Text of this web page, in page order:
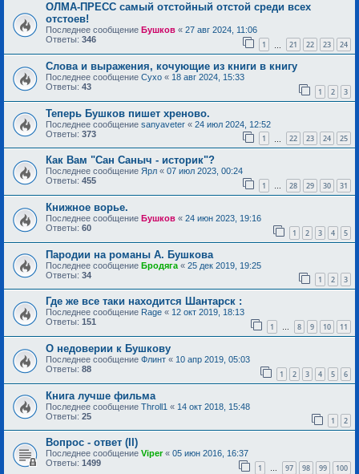
ОЛМА-ПРЕСС самый отстойный отстой среди всех
отстоев!
Последнее сообщение Бушков « 27 авг 2024, 11:06
Ответы: 346 1 21 22 23 24
Слова и выражения, кочующие из книги в книгу
Последнее сообщение Сухо « 18 авг 2024, 15:33
Ответы: 43 1 2 3
Теперь Бушков пишет хреново.
Последнее сообщение sanyaveter « 24 июл 2024, 12:52
Ответы: 373 1 22 23 24 25
Как Вам "Сан Саныч - историк"?
Последнее сообщение Ярл « 07 июл 2023, 00:24
Ответы: 455 1 … 28 29 30 31
Книжное ворье.
Последнее сообщение Бушков « 24 июн 2023, 19:16
Ответы: 60 1 2 3 4 5
Пародии на романы А. Бушкова
Последнее сообщение Бродяга « 25 дек 2019, 19:25
Ответы: 34 1 2 3
Где же все таки находится Шантарск :
Последнее сообщение Rage « 12 окт 2019, 18:13
Ответы: 151 1 … 8 9 10 11
О недоверии к Бушкову
Последнее сообщение Флинт « 10 апр 2019, 05:03
Ответы: 88 1 2 3 4 5 6
Книга лучше фильма
Последнее сообщение Throll1 « 14 окт 2018, 15:48
Ответы: 25 1 2
Вопрос - ответ (II)
Последнее сообщение Viper« 05 июн 2016, 16:37
Ответы: 1499 1 … 97 98 99 100